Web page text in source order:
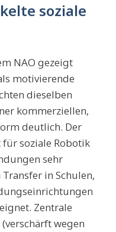
soziale
NAO gezeigt
motivierende
dieselben
kommerziellen,
deutlich. Der
soziale Robotik
sehr
in Schulen,
Zentrale
wegen